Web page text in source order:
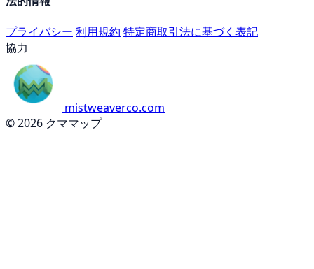
プライバシー 利用規約 特定商取引法に基づく表記
協力
mistweaverco.com
© 2026 クママップ